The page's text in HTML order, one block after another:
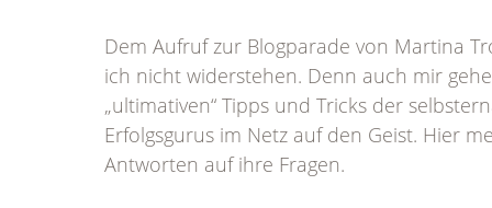
Dem Aufruf zur Blogparade von Martina
ich nicht widerstehen. Denn auch mir
„ultimativen“ Tipps und Tricks der
Erfolgsgurus im Netz auf den Geist. Hier
Antworten auf ihre Fragen.